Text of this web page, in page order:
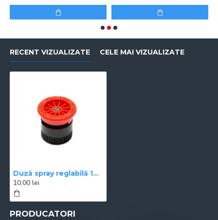
RECENT VIZUALIZATE CELE MAI VIZUALIZATE
Duză spray reglabilă 10 A Hunter, raza 3 m
10,00 lei
PRODUCATORI